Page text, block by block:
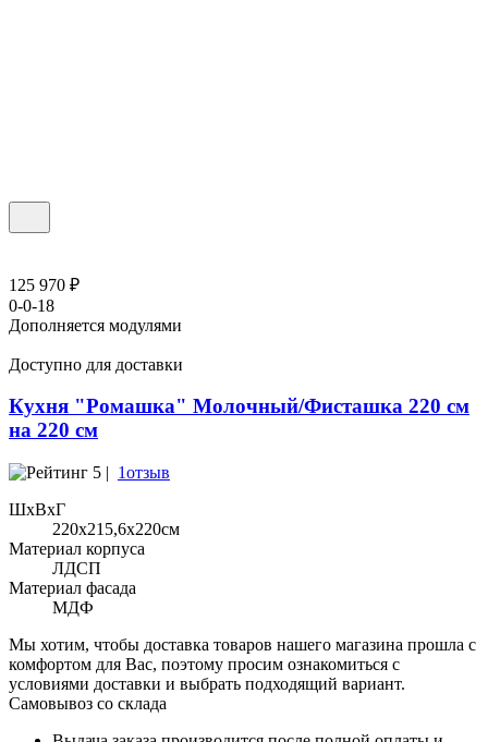
125 970 ₽
0-0-18
Дополняется модулями
Доступно для доставки
Кухня "Ромашка" Молочный/Фисташка 220 см
на 220 см
5 | 1отзыв
ШхВхГ
220x215,6х220см
Материал корпуса
ЛДСП
Материал фасада
МДФ
Мы хотим, чтобы доставка товаров нашего магазина прошла с
комфортом для Вас, поэтому просим ознакомиться с
условиями доставки и выбрать подходящий вариант.
Самовывоз со склада